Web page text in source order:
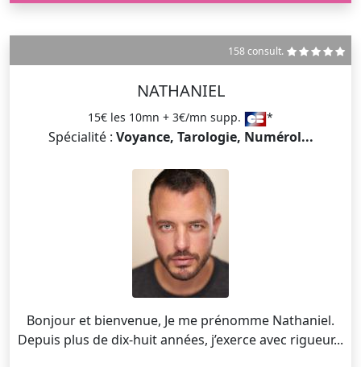
158 consult.
NATHANIEL
15€ les 10mn + 3€/mn supp. *
Spécialité : Voyance, Tarologie, Numérol...
Bonjour et bienvenue, Je me prénomme Nathaniel.
Depuis plus de dix-huit années, j’exerce avec rigueur...